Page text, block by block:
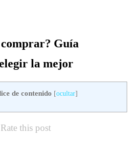
Guía
la mejor
de contenido [ocultar]
Rate this post